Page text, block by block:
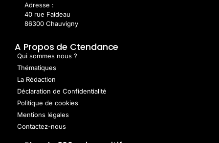
Adresse :
40 rue Faideau
86300 Chauvigny
A Propos de Ctendance
Qui sommes nous ?
Thématiques
La Rédaction
Déclaration de Confidentialité
Politique de cookies
Mentions légales
Contactez-nous